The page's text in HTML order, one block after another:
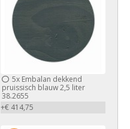
5xEmbalan dekkend
pruissisch blauw 2,5 liter
38.2655
+€ 414,75